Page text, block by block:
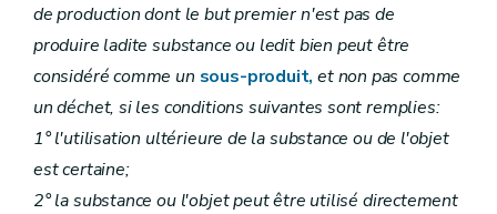
de production dont le but premier n'est pas de
produire ladite substance ou ledit bien peut être
considéré comme un sous-produit, et non pas comme
un déchet, si les conditions suivantes sont remplies:
1° l'utilisation ultérieure de la substance ou de l'objet
est certaine;
2° la substance ou l'objet peut être utilisé directement